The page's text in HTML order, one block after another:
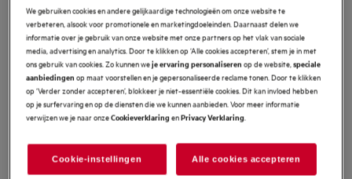
verordening 2023/988 staan vermeld in hoofdstuk 1 en 2 van de
handleiding. Lees de volledige handleiding voor een veilig gebruik
van het product.
We gebruiken cookies en andere gelijkaardige technologieën om onze website te
verbeteren, alsook voor promotionele en marketingdoeleinden. Daarnaast delen we
informatie over je gebruik van onze website met onze partners op het vlak van sociale
media, advertising en analytics. Door te klikken op ‘Alle cookies accepteren’, stem je in met
ons gebruik van cookies. Zo kunnen weje ervaring personaliseren op de website,speciale
aanbiedingen op maat voorstellen en je gepersonaliseerde reclame tonen. Door te klikken
op ‘Verder zonder accepteren’, blokkeer je niet-essentiële cookies. Dit kan invloed hebben
op je surfervaring en op de diensten die we kunnen aanbieden. Voor meer informatie
verwijzen we je naar onzeCookieverklaringenPrivacy Verklaring.
Cookie-instellingen Alle cookies accepteren